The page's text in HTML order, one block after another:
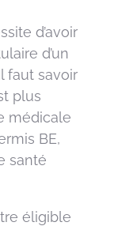
d’avoir
d’un
faut savoir
plus
médicale
BE,
santé
éligible